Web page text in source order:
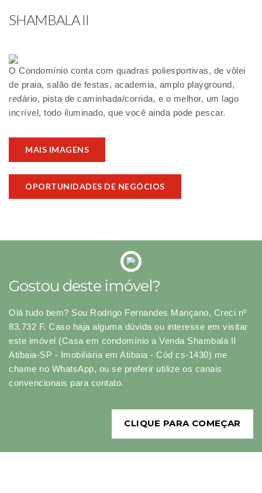
SHAMBALA II
O Condomínio conta com quadras poliesportivas, de vôlei
de praia, salão de festas, academia, amplo playground,
redário, pista de caminhada/corrida, e o melhor, um lago
incrível, todo iluminado, que você ainda pode pescar.
MAIS IMAGENS
OPORTUNIDADES DE NEGÓCIOS
Gostou deste imóvel?
Olá tudo bem? Sou Rodrigo Fernandes Mançano, Creci nº
83.732 F. Caso haja alguma dúvida ou interesse em visitar
este imóvel (Casa em condomínio a Venda Shambala II
Atibaia-SP - Imobiliária em Atibaia - Cód cs-1430) me
chame no WhatsApp, ou se preferir utilize os canais
convencionais para contato.
CLIQUE PARA COMEÇAR